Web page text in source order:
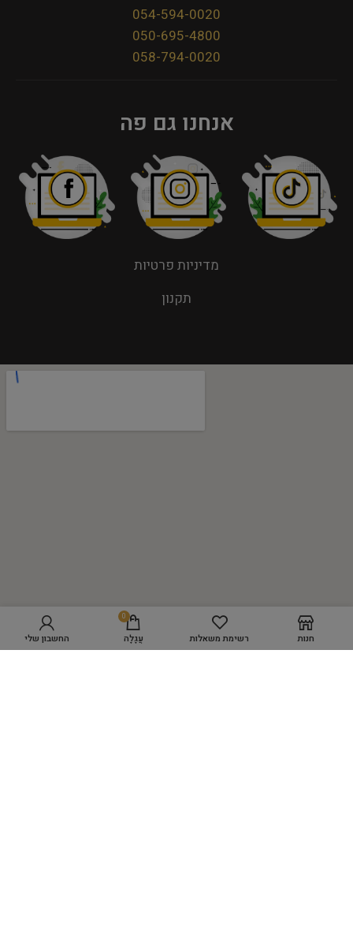
054-594-0020
050-695-4800
058-794-0020
אנחנו גם פה
מדיניות פרטיות
תקנון
חנות רשימת משאלות
0
עֲגָלָה החשבון שלי